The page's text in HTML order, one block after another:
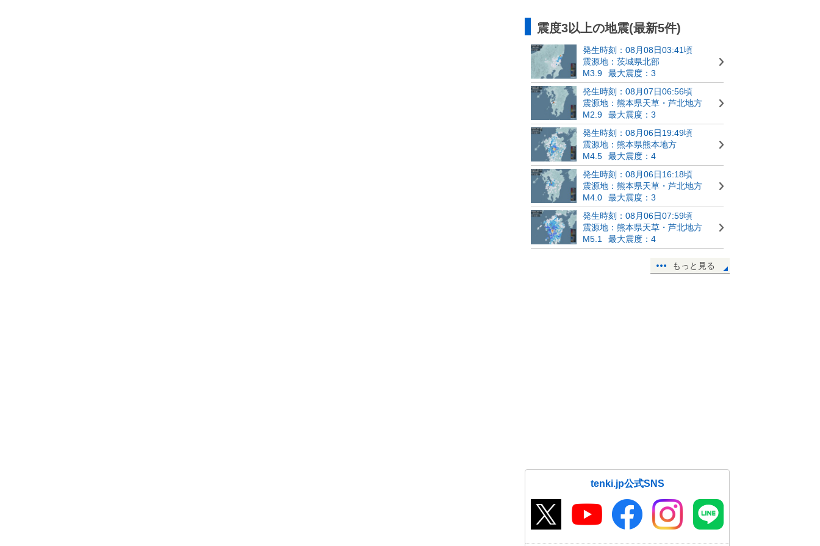
震度3以上の地震(最新5件)
発生時刻：08月08日03:41頃
震源地：茨城県北部
M3.9
最大震度：3
発生時刻：08月07日06:56頃
震源地：熊本県天草・芦北地方
M2.9
最大震度：3
発生時刻：08月06日19:49頃
震源地：熊本県熊本地方
M4.5
最大震度：4
発生時刻：08月06日16:18頃
震源地：熊本県天草・芦北地方
M4.0
最大震度：3
発生時刻：08月06日07:59頃
震源地：熊本県天草・芦北地方
M5.1
最大震度：4
もっと見る
tenki.jp公式SNS